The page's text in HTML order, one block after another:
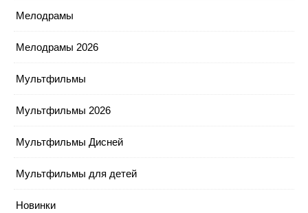
Мелодрамы
Мелодрамы 2026
Мультфильмы
Мультфильмы 2026
Мультфильмы Дисней
Мультфильмы для детей
Новинки